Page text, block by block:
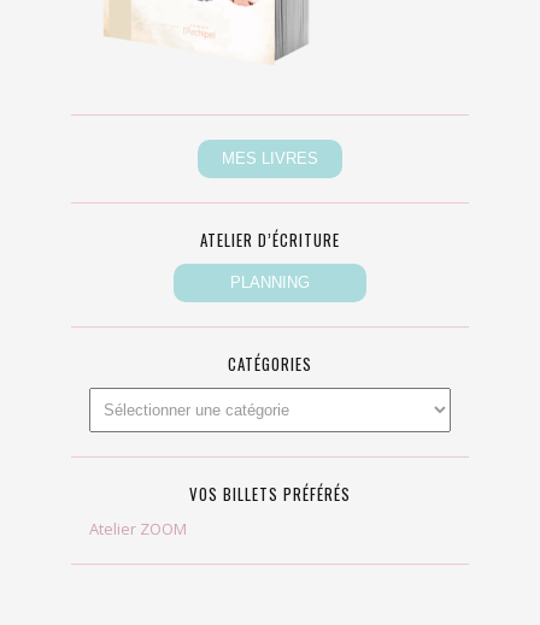
ATELIER D’ÉCRITURE
CATÉGORIES
VOS BILLETS PRÉFÉRÉS
Atelier ZOOM